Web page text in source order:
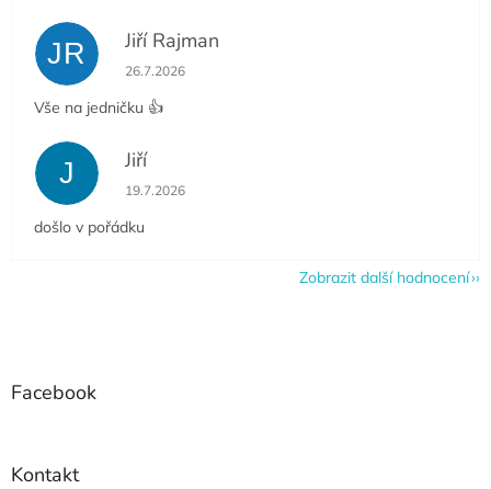
JR Jiří Rajman
Hodnocení obchodu je 5 z 5 hvězdiček.
26.7.2026
Vše na jedničku 👍
J Jiří
Hodnocení obchodu je 5 z 5 hvězdiček.
19.7.2026
došlo v pořádku
Zobrazit další hodnocení
Facebook
Kontakt